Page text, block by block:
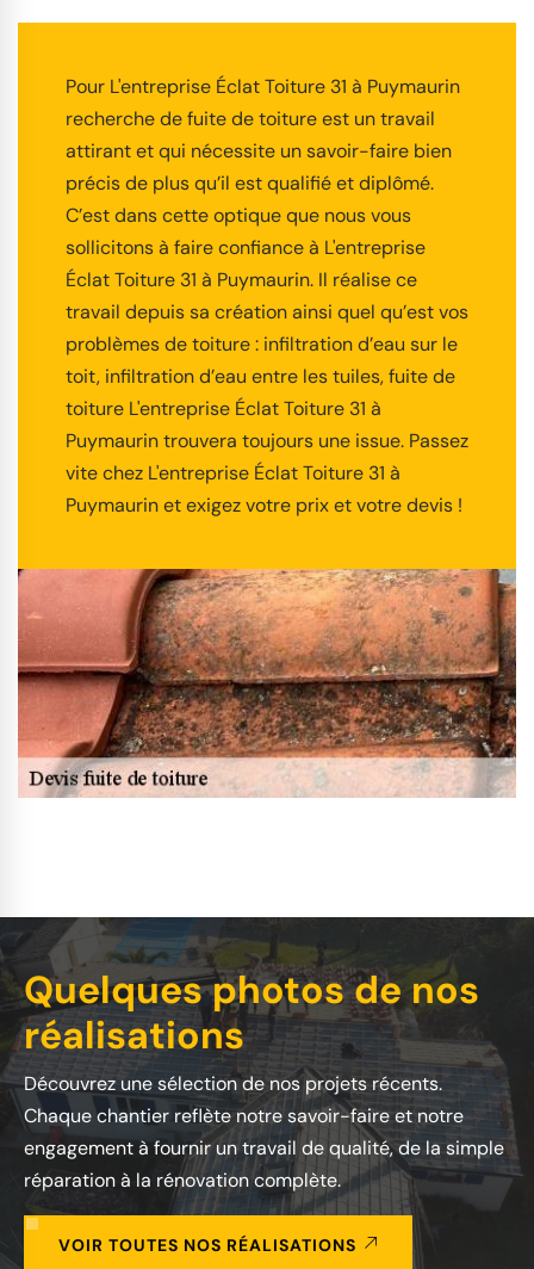
Pour L'entreprise Éclat Toiture 31 à Puymaurin
recherche de fuite de toiture est un travail
attirant et qui nécessite un savoir-faire bien
précis de plus qu’il est qualifié et diplômé.
C’est dans cette optique que nous vous
sollicitons à faire confiance à L'entreprise
Éclat Toiture 31 à Puymaurin. Il réalise ce
travail depuis sa création ainsi quel qu’est vos
problèmes de toiture : infiltration d’eau sur le
toit, infiltration d’eau entre les tuiles, fuite de
toiture L'entreprise Éclat Toiture 31 à
Puymaurin trouvera toujours une issue. Passez
vite chez L'entreprise Éclat Toiture 31 à
Puymaurin et exigez votre prix et votre devis !
Quelques photos de nos
réalisations
Découvrez une sélection de nos projets récents.
Chaque chantier reflète notre savoir-faire et notre
engagement à fournir un travail de qualité, de la simple
réparation à la rénovation complète.
VOIR TOUTES NOS RÉALISATIONS